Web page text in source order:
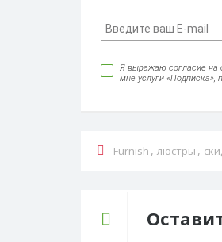
Я выражаю согласие на
мне услуги
Furnish , люстры ,